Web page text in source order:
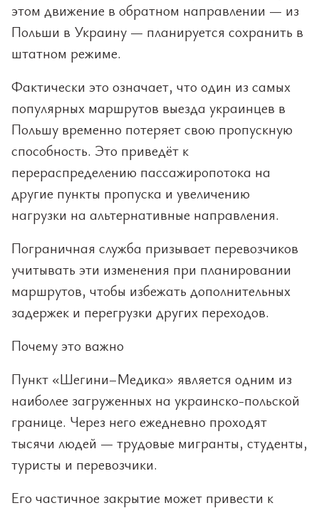
этом движение в обратном направлении — из
Польши в Украину — планируется сохранить в
штатном режиме.
Фактически это означает, что один из самых
популярных маршрутов выезда украинцев в
Польшу временно потеряет свою пропускную
способность. Это приведёт к
перераспределению пассажиропотока на
другие пункты пропуска и увеличению
нагрузки на альтернативные направления.
Пограничная служба призывает перевозчиков
учитывать эти изменения при планировании
маршрутов, чтобы избежать дополнительных
задержек и перегрузки других переходов.
Почему это важно
Пункт «Шегини–Медика» является одним из
наиболее загруженных на украинско-польской
границе. Через него ежедневно проходят
тысячи людей — трудовые мигранты, студенты,
туристы и перевозчики.
Его частичное закрытие может привести к